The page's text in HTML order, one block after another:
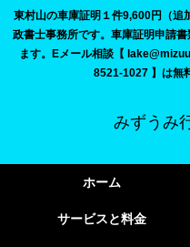
東村山の車庫証明１件9,600円（追
政書士事務所です。車庫証明申請
ます。Eメール相談【
8521-1027 】は無
みずうみ
ホーム
サービスと料金